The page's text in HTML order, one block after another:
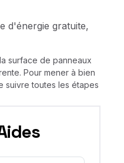
d'énergie gratuite,
surface de panneaux
Pour mener à bien
suivre toutes les étapes